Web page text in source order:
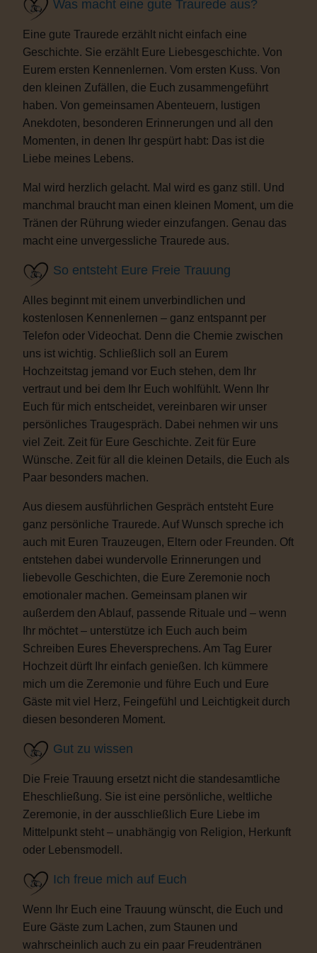
Was macht eine gute Traurede aus?
Eine gute Traurede erzählt nicht einfach eine
Geschichte. Sie erzählt Eure Liebesgeschichte. Von
Eurem ersten Kennenlernen. Vom ersten Kuss. Von
den kleinen Zufällen, die Euch zusammengeführt
haben. Von gemeinsamen Abenteuern, lustigen
Anekdoten, besonderen Erinnerungen und all den
Momenten, in denen Ihr gespürt habt: Das ist die
Liebe meines Lebens.
Mal wird herzlich gelacht. Mal wird es ganz still. Und
manchmal braucht man einen kleinen Moment, um die
Tränen der Rührung wieder einzufangen. Genau das
macht eine unvergessliche Traurede aus.
So entsteht Eure Freie Trauung
Alles beginnt mit einem unverbindlichen und
kostenlosen Kennenlernen – ganz entspannt per
Telefon oder Videochat. Denn die Chemie zwischen
uns ist wichtig. Schließlich soll an Eurem
Hochzeitstag jemand vor Euch stehen, dem Ihr
vertraut und bei dem Ihr Euch wohlfühlt. Wenn Ihr
Euch für mich entscheidet, vereinbaren wir unser
persönliches Traugespräch. Dabei nehmen wir uns
viel Zeit. Zeit für Eure Geschichte. Zeit für Eure
Wünsche. Zeit für all die kleinen Details, die Euch als
Paar besonders machen.
Aus diesem ausführlichen Gespräch entsteht Eure
ganz persönliche Traurede. Auf Wunsch spreche ich
auch mit Euren Trauzeugen, Eltern oder Freunden. Oft
entstehen dabei wundervolle Erinnerungen und
liebevolle Geschichten, die Eure Zeremonie noch
emotionaler machen. Gemeinsam planen wir
außerdem den Ablauf, passende Rituale und – wenn
Ihr möchtet – unterstütze ich Euch auch beim
Schreiben Eures Eheversprechens. Am Tag Eurer
Hochzeit dürft Ihr einfach genießen. Ich kümmere
mich um die Zeremonie und führe Euch und Eure
Gäste mit viel Herz, Feingefühl und Leichtigkeit durch
diesen besonderen Moment.
Gut zu wissen
Die Freie Trauung ersetzt nicht die standesamtliche
Eheschließung. Sie ist eine persönliche, weltliche
Zeremonie, in der ausschließlich Eure Liebe im
Mittelpunkt steht – unabhängig von Religion, Herkunft
oder Lebensmodell.
Ich freue mich auf Euch
Wenn Ihr Euch eine Trauung wünscht, die Euch und
Eure Gäste zum Lachen, zum Staunen und
wahrscheinlich auch zu ein paar Freudentränen